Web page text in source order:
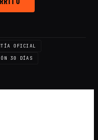
OFICIAL
30 DÍAS